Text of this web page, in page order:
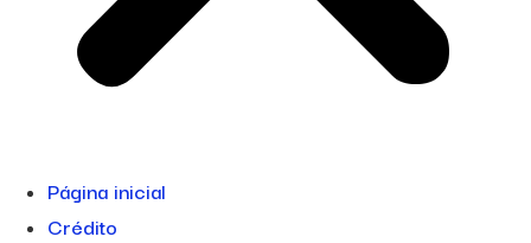
Página inicial
Crédito